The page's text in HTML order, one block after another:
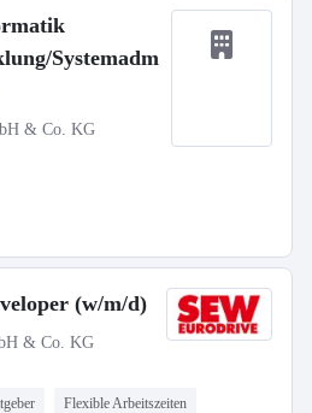
Systemadm
& Co. KG
(w/m/d)
& Co. KG
Flexible Arbeitszeiten